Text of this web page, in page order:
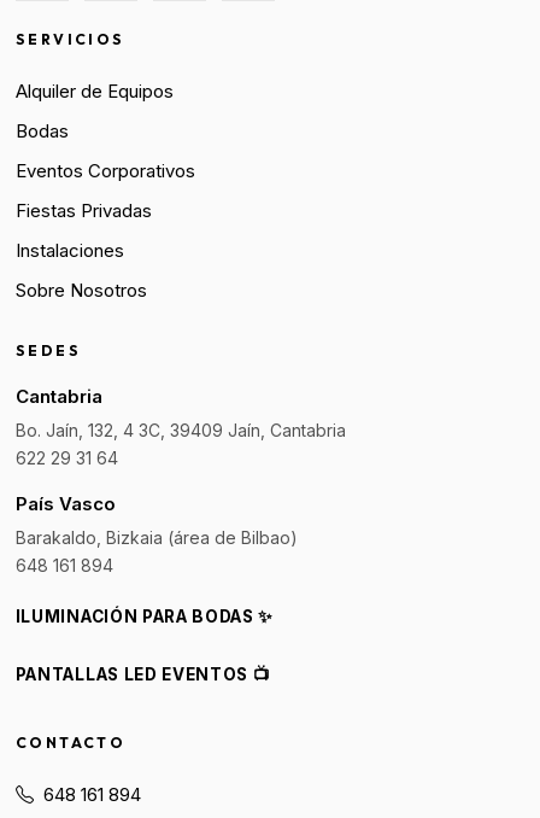
SERVICIOS
Alquiler de Equipos
Bodas
Eventos Corporativos
Fiestas Privadas
Instalaciones
Sobre Nosotros
SEDES
Cantabria
Bo. Jaín, 132, 4 3C, 39409 Jaín, Cantabria
622 29 31 64
País Vasco
Barakaldo, Bizkaia (área de Bilbao)
648 161 894
ILUMINACIÓN PARA BODAS ✨
PANTALLAS LED EVENTOS 📺
CONTACTO
648 161 894